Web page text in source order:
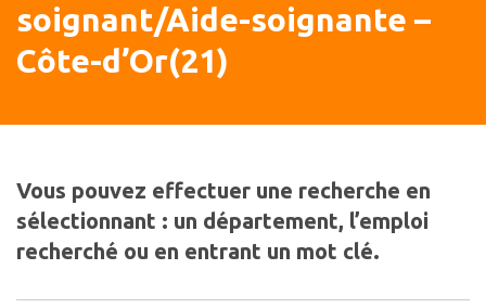
soignant/Aide-soignante –
Côte-d’Or(21)
Vous pouvez effectuer une recherche en
sélectionnant : un département, l’emploi
recherché ou en entrant un mot clé.